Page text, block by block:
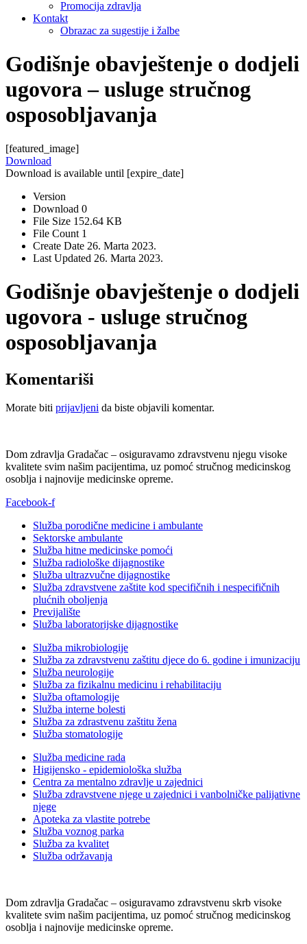
Promocija zdravlja
Kontakt
Obrazac za sugestije i žalbe
Godišnje obavještenje o dodjeli
ugovora – usluge stručnog
osposobljavanja
[featured_image]
Download
Download is available until [expire_date]
Version
Download 0
File Size 152.64 KB
File Count 1
Create Date 26. Marta 2023.
Last Updated 26. Marta 2023.
Godišnje obavještenje o dodjeli
ugovora - usluge stručnog
osposobljavanja
Komentariši
Morate biti prijavljeni da biste objavili komentar.
Dom zdravlja Gradačac – osiguravamo zdravstvenu njegu visoke
kvalitete svim našim pacijentima, uz pomoć stručnog medicinskog
osoblja i najnovije medicinske opreme.
Facebook-f
Služba porodične medicine i ambulante
Sektorske ambulante
Služba hitne medicinske pomoći
Služba radiološke dijagnostike
Služba ultrazvučne dijagnostike
Služba zdravstvene zaštite kod specifičnih i nespecifičnih
plućnih oboljenja
Previjalište
Služba laboratorijske dijagnostike
Služba mikrobiologije
Služba za zdravstvenu zaštitu djece do 6. godine i imunizaciju
Služba neurologije
Služba za fizikalnu medicinu i rehabilitaciju
Služba oftamologije
Služba interne bolesti
Služba za zdrastvenu zaštitu žena
Služba stomatologije
Služba medicine rada
Higijensko - epidemiološka služba
Centra za mentalno zdravlje u zajednici
Služba zdravstvene njege u zajednici i vanbolničke palijativne
njege
Apoteka za vlastite potrebe
Služba voznog parka
Služba za kvalitet
Služba održavanja
Dom zdravlja Gradačac – osiguravamo zdravstvenu skrb visoke
kvalitete svim našim pacijentima, uz pomoć stručnog medicinskog
osoblja i najnovije medicinske opreme.